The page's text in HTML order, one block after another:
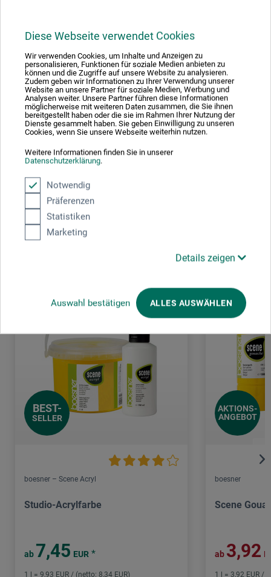
Diese Webseite verwendet Cookies
Wir verwenden Cookies, um Inhalte und Anzeigen zu
personalisieren, Funktionen für soziale Medien anbieten zu
können und die Zugriffe auf unsere Website zu analysieren.
Zudem geben wir Informationen zu Ihrer Verwendung unserer
Website an unsere Partner für soziale Medien, Werbung und
Analysen weiter. Unsere Partner führen diese Informationen
möglicherweise mit weiteren Daten zusammen, die Sie ihnen
bereitgestellt haben oder die sie im Rahmen Ihrer Nutzung der
Dienste gesammelt haben. Sie geben Einwilligung zu unseren
Cookies, wenn Sie unsere Webseite weiterhin nutzen.
Weitere Informationen finden Sie in unserer
Datenschutzerklärung.
Notwendig
Präferenzen
Statistiken
Marketing
Details zeigen
Auswahl bestätigen ALLES AUSWÄHLEN
Hier finden Sie die Kontaktdaten des Herstellers zu
diesem Produkt.
boesner GmbH holding + innovations
Gewerkenstr. 2
58456 Witten
pm@boesner.com
Kunden kauften auch
BEST-
SELLER
boesner – Scene Acryl
Studio-Acrylfarbe
ab 7,45 EUR *
1 l = 9,93 EUR / (netto: 8,34 EUR)
AKTIONS-
ANGEBOT
boesner
Scene
ab 3,92
1 l = 3,92 EUR /